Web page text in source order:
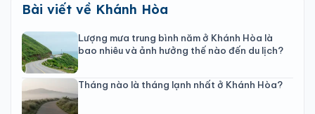
Bài viết về Khánh Hòa
Lượng mưa trung bình năm ở Khánh Hòa là
bao nhiêu và ảnh hưởng thế nào đến du lịch?
Tháng nào là tháng lạnh nhất ở Khánh Hòa?